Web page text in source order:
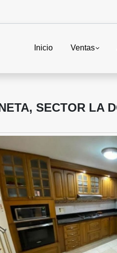
Inicio Ventas
SECTOR LA